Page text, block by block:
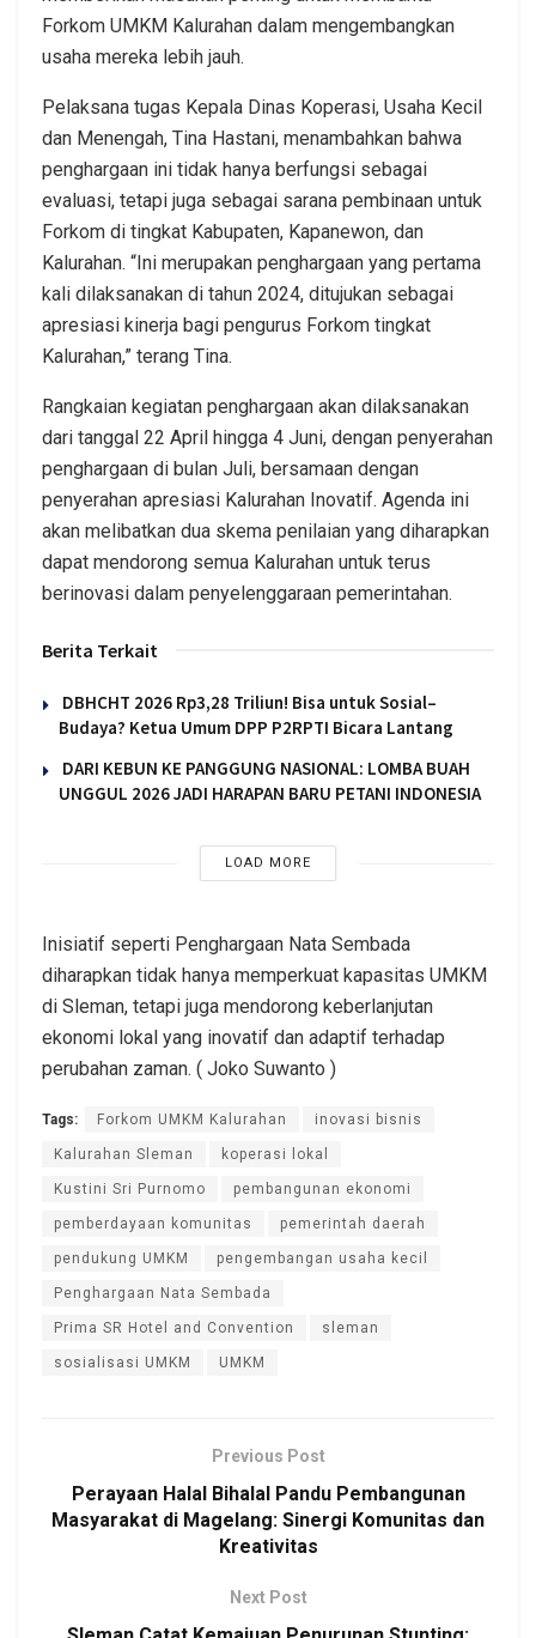
Forkom UMKM Kalurahan dalam mengembangkan
usaha mereka lebih jauh.
Pelaksana tugas Kepala Dinas Koperasi, Usaha Kecil
dan Menengah, Tina Hastani, menambahkan bahwa
penghargaan ini tidak hanya berfungsi sebagai
evaluasi, tetapi juga sebagai sarana pembinaan untuk
Forkom di tingkat Kabupaten, Kapanewon, dan
Kalurahan. “Ini merupakan penghargaan yang pertama
kali dilaksanakan di tahun 2024, ditujukan sebagai
apresiasi kinerja bagi pengurus Forkom tingkat
Kalurahan,” terang Tina.
Rangkaian kegiatan penghargaan akan dilaksanakan
dari tanggal 22 April hingga 4 Juni, dengan penyerahan
penghargaan di bulan Juli, bersamaan dengan
penyerahan apresiasi Kalurahan Inovatif. Agenda ini
akan melibatkan dua skema penilaian yang diharapkan
dapat mendorong semua Kalurahan untuk terus
berinovasi dalam penyelenggaraan pemerintahan.
Berita Terkait
DBHCHT 2026 Rp3,28 Triliun! Bisa untuk Sosial–
Budaya? Ketua Umum DPP P2RPTI Bicara Lantang
DARI KEBUN KE PANGGUNG NASIONAL: LOMBA BUAH
UNGGUL 2026 JADI HARAPAN BARU PETANI INDONESIA
LOAD MORE
Inisiatif seperti Penghargaan Nata Sembada
diharapkan tidak hanya memperkuat kapasitas UMKM
di Sleman, tetapi juga mendorong keberlanjutan
ekonomi lokal yang inovatif dan adaptif terhadap
perubahan zaman. ( Joko Suwanto )
Tags: Forkom UMKM Kalurahan inovasi bisnis
Kalurahan Sleman koperasi lokal
Kustini Sri Purnomo pembangunan ekonomi
pemberdayaan komunitas pemerintah daerah
pendukung UMKM pengembangan usaha kecil
Penghargaan Nata Sembada
Prima SR Hotel and Convention sleman
sosialisasi UMKM UMKM
Previous Post
Perayaan Halal Bihalal Pandu Pembangunan
Masyarakat di Magelang: Sinergi Komunitas dan
Kreativitas
Next Post